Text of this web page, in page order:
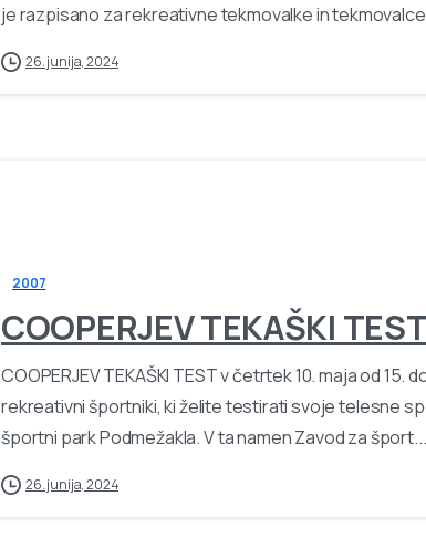
je razpisano za rekreativne tekmovalke in
26. junija, 2024
2007
COOPERJEV TEKAŠKI
COOPERJEV TEKAŠKI TEST v četrtek 10. maja od
rekreativni športniki, ki želite testirati svoje telesne
športni park Podmežakla. V ta namen Zavod za šport...
26. junija, 2024